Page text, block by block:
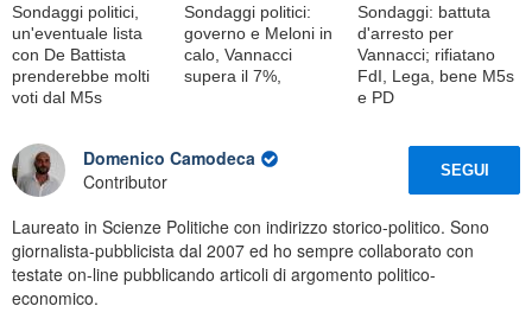
Sondaggi politici,
un'eventuale lista
con De Battista
prenderebbe molti
voti dal M5s
Sondaggi politici:
governo e Meloni in
calo, Vannacci
supera il 7%,
Sondaggi: battuta
d'arresto per
Vannacci; rifiatano
FdI, Lega, bene M5s
e PD
Domenico Camodeca
Contributor
SEGUI
Laureato in Scienze Politiche con indirizzo storico-politico. Sono
giornalista-pubblicista dal 2007 ed ho sempre collaborato con
testate on-line pubblicando articoli di argomento politico-
economico.